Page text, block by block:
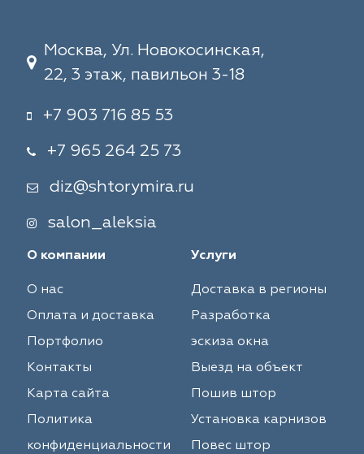
Москва, Ул. Новокосинская,
22, 3 этаж, павильон 3-18
+7 903 716 85 53
+7 965 264 25 73
diz@shtorymira.ru
salon_aleksia
О компании
О нас
Оплата и доставка
Портфолио
Контакты
Карта сайта
Политика
конфиденциальности
Услуги
Доставка в регионы
Разработка
эскиза окна
Выезд на объект
Пошив штор
Установка карнизов
Повес штор